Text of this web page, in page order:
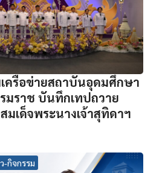
ครือข่ายสถาบันอุดมศึกษา
มราช บันทึกเทปถวาย
เด็จพระนางเจ้าสุทิดาฯ
-กิจกรรม